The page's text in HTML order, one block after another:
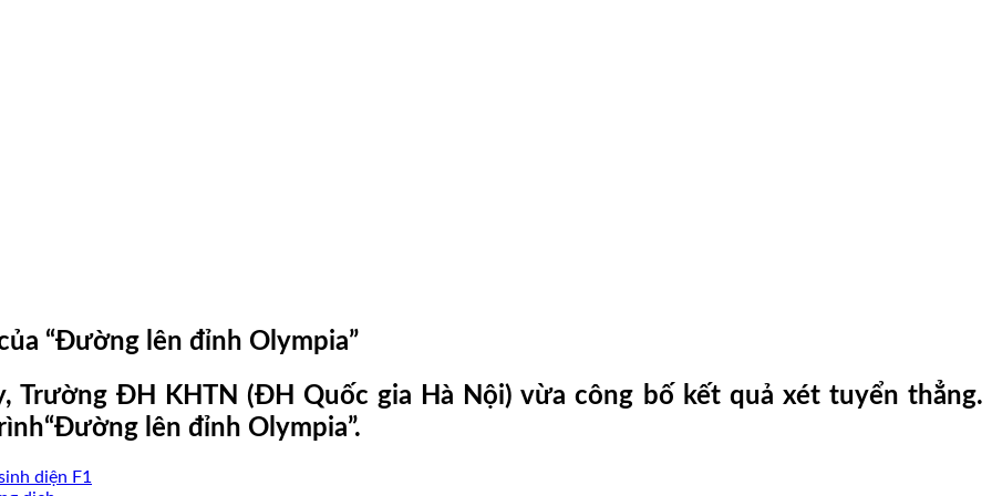
“Đường lên đỉnh Olympia”
Trường ĐH KHTN (ĐH Quốc gia Hà Nội) vừa công bố kết quả xét tuyển thẳng.
lên đỉnh Olympia”.
diện F1